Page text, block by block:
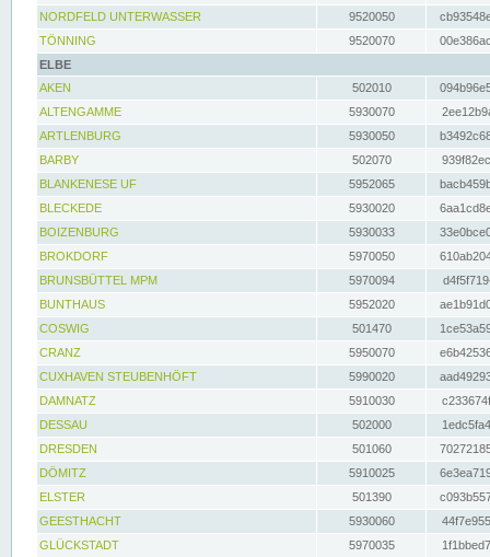
NORDFELD UNTERWASSER
9520050
TÖNNING
9520070
ELBE
AKEN
502010
ALTENGAMME
5930070
ARTLENBURG
5930050
BARBY
502070
BLANKENESE UF
5952065
BLECKEDE
5930020
BOIZENBURG
5930033
BROKDORF
5970050
BRUNSBÜTTEL MPM
5970094
BUNTHAUS
5952020
COSWIG
501470
CRANZ
5950070
CUXHAVEN STEUBENHÖFT
5990020
DAMNATZ
5910030
DESSAU
502000
DRESDEN
501060
DÖMITZ
5910025
ELSTER
501390
GEESTHACHT
5930060
GLÜCKSTADT
5970035